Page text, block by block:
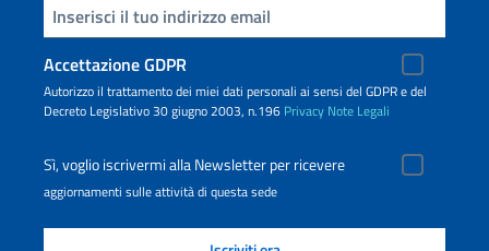
Inserisci la tua email
Accettazione GDPR
Autorizzo il trattamento dei miei dati personali ai sensi del GDPR e del
Decreto Legislativo 30 giugno 2003, n.196 Privacy Note Legali
Sì, voglio iscrivermi alla Newsletter per ricevere
aggiornamenti sulle attività di questa sede